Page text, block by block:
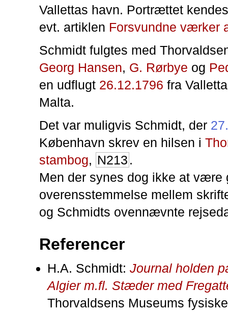
Vallettas havn. Portrættet
evt. artiklen Forsvundne værker
Schmidt fulgtes med
Georg Hansen, G. Rørbye og
en udflugt 26.12.1796 fra
Malta.
Det var muligvis Schmidt, der
København skrev en hilsen i
stambog, N213 .
Men der synes dog ikke at være
overensstemmelse mellem
og Schmidts ovennævnte
Referencer
H.A. Schmidt: Journal holden
Algier m.fl. Stæder med
Thorvaldsens Museums